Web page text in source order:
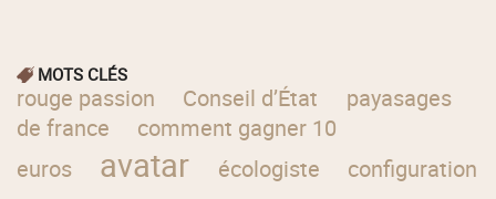
MOTS CLÉS
rouge passion Conseil d’État
payasages
de france
comment gagner 10
euros
avatar écologiste configuration